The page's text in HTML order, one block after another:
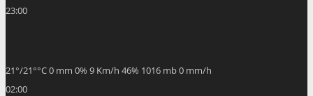
23:00
21°/21°°C0 mm 0% 9 Km/h 46% 1016 mb0 mm/h
02:00